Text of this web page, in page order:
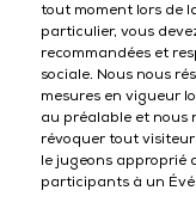
tout moment lors de
particulier, vous
recommandées et
sociale. Nous nous
mesures en vigueur
au préalable et nous
révoquer tout visiteur
le jugeons approprié
participants à un